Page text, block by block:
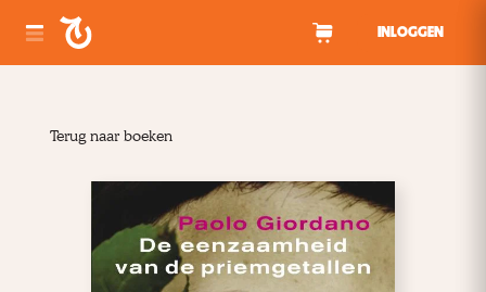
INLOGGEN
Terug naar boeken